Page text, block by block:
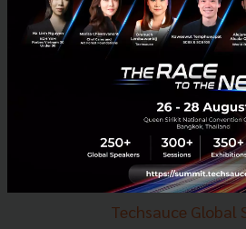
Techsauce
About
Techsauce
Privacy Policy
ส่งบทความ
Techsauce Global